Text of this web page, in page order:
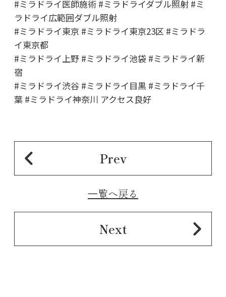
#ミラドライ医師施術 #ミラドライダブル照射 #ミ
ラドライ広範囲ダブル照射
#ミラドライ東京 #ミラドライ東京23区 #ミラドラ
イ東京都
#ミラドライ上野 #ミラドライ池袋 #ミラドライ新
宿
#ミラドライ渋谷 #ミラドライ目黒 #ミラドライ千
葉 #ミラドライ神奈川 アクセス良好
Prev
⼀覧へ戻る
Next